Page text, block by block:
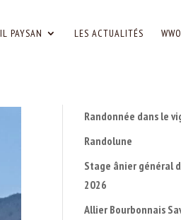
PAYSAN LES ACTUALITÉS
Randonnée dans le
Randolune
Stage ânier général
2026
Allier Bourbonnais